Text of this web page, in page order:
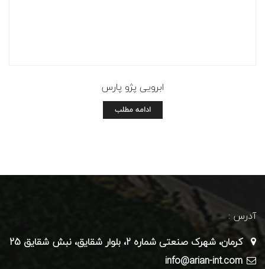
ابرویی پژو پارس
ادامه مطلب
آدرس :
کرمان، شهرک صنعتی شماره 2، بلوار شقایق، نبش شقایق 25